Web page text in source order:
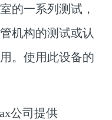
的一系列测试，
机构的测试或认
。使用此设备的
公司提供